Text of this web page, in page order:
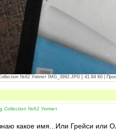
№62 Уиппет IMG_3992.JPG [ 41.84 Кб |
Collection №62 Уиппет
какое имя...Или Грейси или